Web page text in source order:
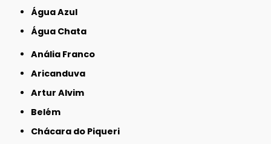
Água Azul
Água Chata
Anália Franco
Aricanduva
Artur Alvim
Belém
Chácara do Piqueri